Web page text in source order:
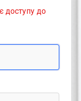
доступу до